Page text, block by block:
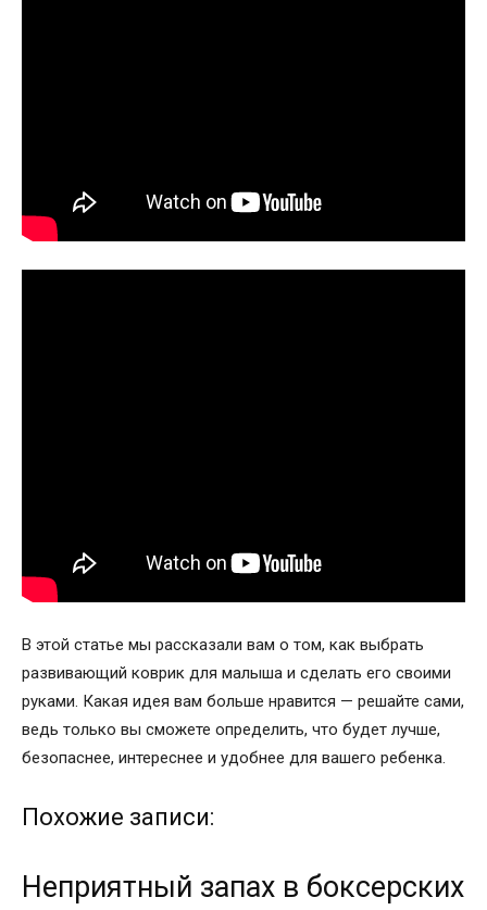
В этой статье мы рассказали вам о том, как выбрать
развивающий коврик для малыша и сделать его своими
руками. Какая идея вам больше нравится — решайте сами,
ведь только вы сможете определить, что будет лучше,
безопаснее, интереснее и удобнее для вашего ребенка.
Похожие записи:
Неприятный запах в боксерских